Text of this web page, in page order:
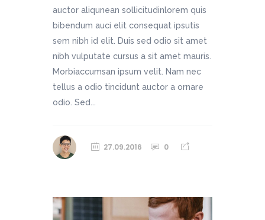
auctor aliqunean sollicitudinlorem quis
bibendum auci elit consequat ipsutis
sem nibh id elit. Duis sed odio sit amet
nibh vulputate cursus a sit amet mauris.
Morbiaccumsan ipsum velit. Nam nec
tellus a odio tincidunt auctor a ornare
odio. Sed...
27.09.2016 0